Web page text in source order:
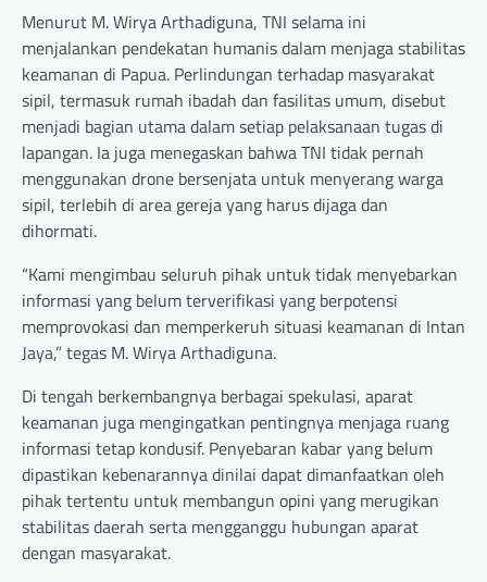
Menurut M. Wirya Arthadiguna, TNI selama ini
menjalankan pendekatan humanis dalam menjaga stabilitas
keamanan di Papua. Perlindungan terhadap masyarakat
sipil, termasuk rumah ibadah dan fasilitas umum, disebut
menjadi bagian utama dalam setiap pelaksanaan tugas di
lapangan. Ia juga menegaskan bahwa TNI tidak pernah
menggunakan drone bersenjata untuk menyerang warga
sipil, terlebih di area gereja yang harus dijaga dan
dihormati.
“Kami mengimbau seluruh pihak untuk tidak menyebarkan
informasi yang belum terverifikasi yang berpotensi
memprovokasi dan memperkeruh situasi keamanan di Intan
Jaya,” tegas M. Wirya Arthadiguna.
Di tengah berkembangnya berbagai spekulasi, aparat
keamanan juga mengingatkan pentingnya menjaga ruang
informasi tetap kondusif. Penyebaran kabar yang belum
dipastikan kebenarannya dinilai dapat dimanfaatkan oleh
pihak tertentu untuk membangun opini yang merugikan
stabilitas daerah serta mengganggu hubungan aparat
dengan masyarakat.